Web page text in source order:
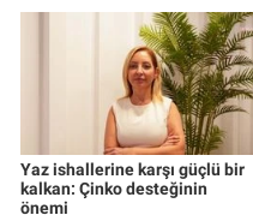
Yaz ishallerine karşı güçlü bir
kalkan: Çinko desteğinin
önemi